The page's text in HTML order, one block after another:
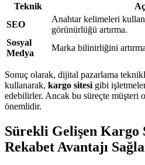
Teknik
SEO
Anahtar kelimeleri
görünürlüğü artırma.
Sosyal
Medya
Marka bilinirliğini
Sonuç olarak, dijital pazarlama
kullanarak, kargo sitesi gibi
edebilirler. Ancak bu süreçte müşteri
önemlidir.
Sürekli Gelişen Kargo
Rekabet Avantajı